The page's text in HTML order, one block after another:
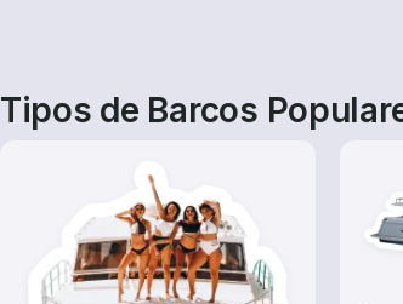
Tipos de Barcos